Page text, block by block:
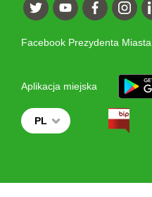
Facebook Prezydenta Miasta
Aplikacja miejska
PL